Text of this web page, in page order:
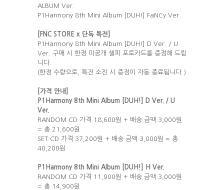
ALBUM Ver.
P1Harmony 8th Mini Album [DUH!] FaNCy Ver.
[FNC STORE x 단독 특전]
P1Harmony 8th Mini Album [DUH!] D Ver. / U
Ver. 구매 시 한정 미공개 셀피 포토카드를 증정해 드립
니다.
(한정 수량으로, 특전 소진 시 증정이 자동 종료됩니다.)
가격 안내]
P1Harmony 8th Mini Album [DUH!] D Ver. / U
Ver.
RANDOM CD 가격 18,600원 + 배송 금액 3,000원
= 총 21,600원
SET CD 가격 37,200원 + 배송 금액 3,000원 = 총
40,200원
P1Harmony 8th Mini Album [DUH!] H Ver.
RANDOM CD 가격 11,900원 + 배송 금액 3,000원
= 총 14,900원